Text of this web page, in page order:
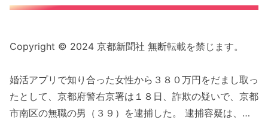
Copyright © 2024 京都新聞社 無断転載を禁じます。
婚活アプリで知り合った女性から３８０万円をだまし取っ
たとして、京都府警右京署は１８日、詐欺の疑いで、京都
市南区の無職の男（３９）を逮捕した。 逮捕容疑は、…